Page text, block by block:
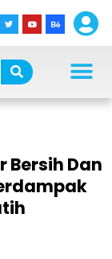
Bersih Dan